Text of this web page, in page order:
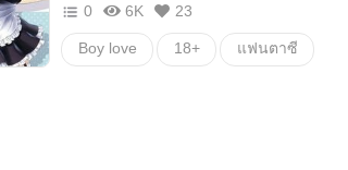
0
6K 23
Boy love 18+ แฟนตาซี